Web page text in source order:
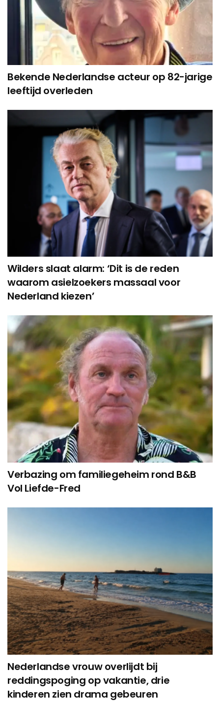
Bekende Nederlandse acteur op 82-jarige
leeftijd overleden
Wilders slaat alarm: ‘Dit is de reden
waarom asielzoekers massaal voor
Nederland kiezen’
Verbazing om familiegeheim rond B&B
Vol Liefde-Fred
Nederlandse vrouw overlijdt bij
reddingspoging op vakantie, drie
kinderen zien drama gebeuren